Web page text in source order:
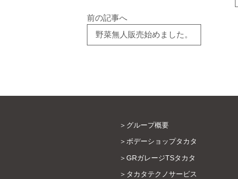
前の記事へ
野菜無人販売始めました。
グループ概要
ボデーショップタカタ
GRガレージTSタカタ
タカタテクノサービス